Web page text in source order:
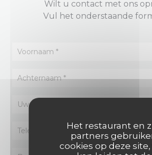
Het restaurant en
partners
cookies op deze
Wilt u contact met ons
Vul het onderstaande